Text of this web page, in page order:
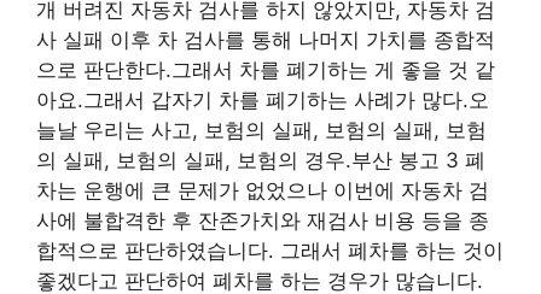
개 버려진 자동차 검사를 하지 않았지만, 자동차 검
사 실패 이후 차 검사를 통해 나머지 가치를 종합적
으로 판단한다.그래서 차를 폐기하는 게 좋을 것 같
아요.그래서 갑자기 차를 폐기하는 사례가 많다.오
늘날 우리는 사고, 보험의 실패, 보험의 실패, 보험
의 실패, 보험의 실패, 보험의 경우.부산 봉고 3 폐
차는 운행에 큰 문제가 없었으나 이번에 자동차 검
사에 불합격한 후 잔존가치와 재검사 비용 등을 종
합적으로 판단하였습니다. 그래서 폐차를 하는 것이
좋겠다고 판단하여 폐차를 하는 경우가 많습니다.